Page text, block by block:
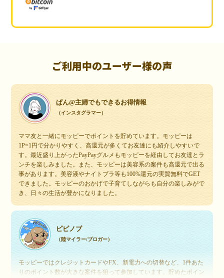
ご利用中のユーザー様の声
ぱん@主婦でもできるお得情報
（インスタグラマー）
ママ友と一緒にモッピーでポイントを貯めています。モッピーは
1P=1円で分かりやすく、高還元が多くてお友達にも紹介しやすいで
す。最近盛り上がったPayPayグルメもモッピーを経由してお友達とラ
ンチを楽しみました。また、モッピーは美容系の案件も高還元で出る
事があります。美容液やナイトブラ等も100%還元の実質無料でGET
できました。モッピーのおかげで子育てしながらも自分の楽しみがで
き、日々の生活が豊かになりました。
ピピノブ
（陸マイラー/ブロガー）
モッピーではクレジットカードやFX、新電力への切替など、1件あた
りのポイント数が大きな案件を狙って参加しています。貯めたポイン